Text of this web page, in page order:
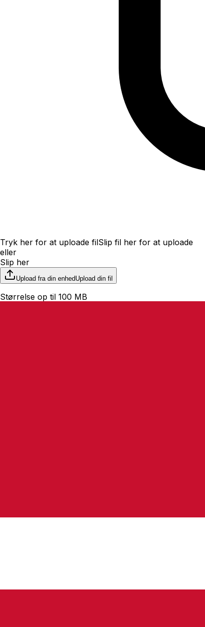
Tryk her for at uploade filSlip fil her for at uploade
eller
Slip her
Upload fra din enhedUpload din fil
Størrelse op til 100 MB